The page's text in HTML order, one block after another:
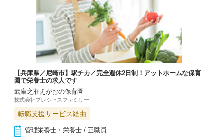
【兵庫県／尼崎市】駅チカ／完全週休2日制！アットホームな保育
園で栄養士の求人です
武庫之荘えがおの保育園
株式会社プレシャスファミリー
転職支援サービス経由
管理栄養士・栄養士 / 正職員